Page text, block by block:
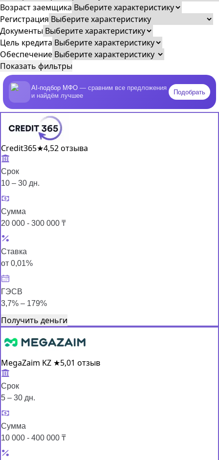
Возраст заемщика
Регистрация
Документы
Цель кредита
Обеспечение
Показать фильтры
AI-подбор МФО — сравним все предложения
и найдём лучшее
Подобрать
Credit365★4,52 отзыва
Срок
10 – 30 дн.
Сумма
20 000 - 300 000 ₸
Ставка
от 0,01%
ГЭСВ
3,7% – 179%
Получить деньги
MegaZaim KZ ★5,01 отзыв
Срок
5 – 30 дн.
Сумма
10 000 - 400 000 ₸